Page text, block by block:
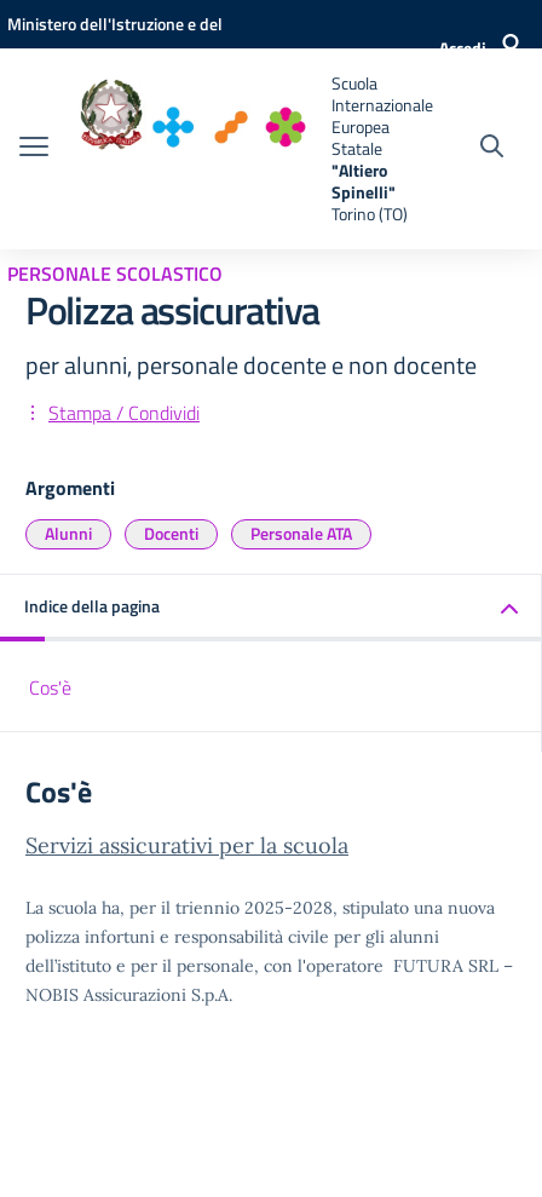
Vai ai contenuti
Vai al menu di navigazione
Vai al footer
Ministero dell'Istruzione e del
Accedi
Scuola
Internazionale
Europea
Statale
"Altiero
Spinelli"
Torino (TO)
PERSONALE SCOLASTICO
Polizza assicurativa
per alunni, personale docente e non docente
Stampa / Condividi
Argomenti
Alunni Docenti Personale ATA
Indice della pagina
Cos'è
Cos'è
Servizi assicurativi per la scuola
La scuola ha, per il triennio 2025-2028, stipulato una nuova
polizza infortuni e responsabilità civile per gli alunni
dell’istituto e per il personale, con l'operatore FUTURA SRL –
NOBIS Assicurazioni S.p.A.